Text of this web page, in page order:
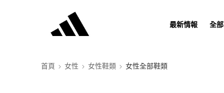
最新情報 全
首頁 女性 女性鞋類 女性全部鞋類